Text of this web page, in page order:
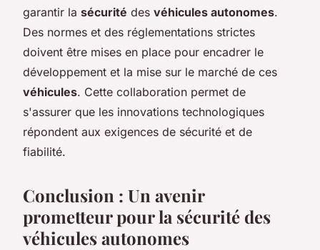
garantir la sécurité des véhicules autonomes.
Des normes et des réglementations strictes
doivent être mises en place pour encadrer le
développement et la mise sur le marché de ces
véhicules. Cette collaboration permet de
s'assurer que les innovations technologiques
répondent aux exigences de sécurité et de
fiabilité.
Conclusion : Un avenir
prometteur pour la sécurité des
véhicules autonomes